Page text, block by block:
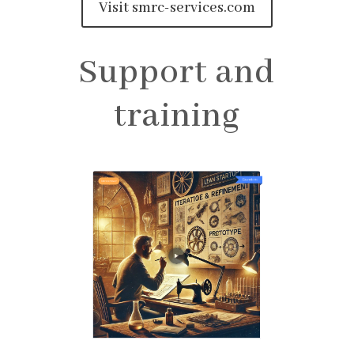
Visit smrc-services.com
Support and
training